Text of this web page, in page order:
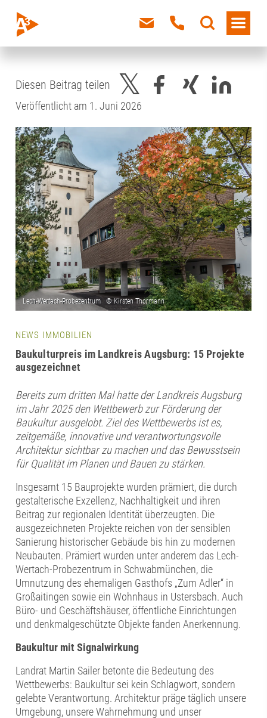
Diesen Beitrag teilen
Veröffentlicht am 1. Juni 2026
NEWS IMMOBILIEN
Baukulturpreis im Landkreis Augsburg: 15 Projekte
ausgezeichnet
Bereits zum dritten Mal hatte der Landkreis Augsburg
im Jahr 2025 den Wettbewerb zur Förderung der
Baukultur ausgelobt. Ziel des Wettbewerbs ist es,
zeitgemäße, innovative und verantwortungsvolle
Architektur sichtbar zu machen und das Bewusstsein
für Qualität im Planen und Bauen zu stärken.
Insgesamt 15 Bauprojekte wurden prämiert, die durch
gestalterische Exzellenz, Nachhaltigkeit und ihren
Beitrag zur regionalen Identität überzeugten. Die
ausgezeichneten Projekte reichen von der sensiblen
Sanierung historischer Gebäude bis hin zu modernen
Neubauten. Prämiert wurden unter anderem das Lech-
Wertach-Probezentrum in Schwabmünchen, die
Umnutzung des ehemaligen Gasthofs „Zum Adler“ in
Großaitingen sowie ein Wohnhaus in Ustersbach. Auch
Büro- und Geschäftshäuser, öffentliche Einrichtungen
und denkmalgeschützte Objekte fanden Anerkennung.
Baukultur mit Signalwirkung
Landrat Martin Sailer betonte die Bedeutung des
Wettbewerbs: Baukultur sei kein Schlagwort, sondern
gelebte Verantwortung. Architektur präge täglich unsere
Umgebung, unsere Wahrnehmung und unser